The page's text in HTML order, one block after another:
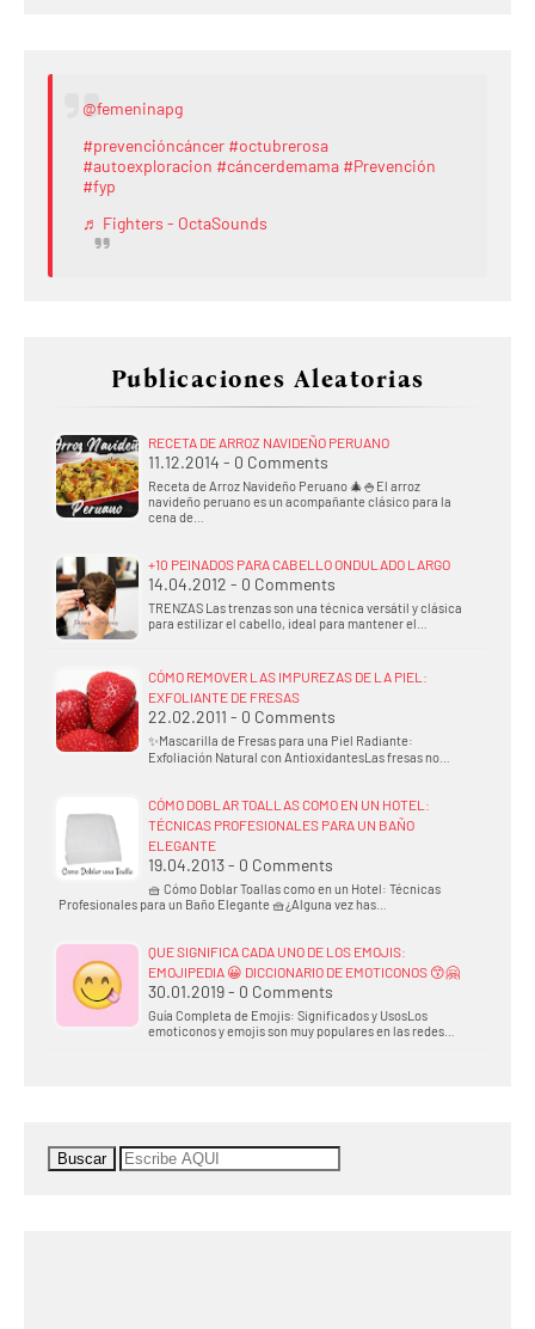
@femeninapg
#prevencióncáncer #octubrerosa
#autoexploracion #cáncerdemama #Prevención
#fyp
♬ Fighters - OctaSounds
Publicaciones Aleatorias
RECETA DE ARROZ NAVIDEÑO PERUANO
11.12.2014 - 0 Comments
Receta de Arroz Navideño Peruano 🎄🍚El arroz
navideño peruano es un acompañante clásico para la
cena de…
+10 PEINADOS PARA CABELLO ONDULADO LARGO
14.04.2012 - 0 Comments
TRENZAS Las trenzas son una técnica versátil y clásica
para estilizar el cabello, ideal para mantener el…
CÓMO REMOVER LAS IMPUREZAS DE LA PIEL:
EXFOLIANTE DE FRESAS
22.02.2011 - 0 Comments
✨Mascarilla de Fresas para una Piel Radiante:
Exfoliación Natural con AntioxidantesLas fresas no…
CÓMO DOBLAR TOALLAS COMO EN UN HOTEL:
TÉCNICAS PROFESIONALES PARA UN BAÑO
ELEGANTE
19.04.2013 - 0 Comments
🧺 Cómo Doblar Toallas como en un Hotel: Técnicas
Profesionales para un Baño Elegante 🧺¿Alguna vez has…
QUE SIGNIFICA CADA UNO DE LOS EMOJIS:
EMOJIPEDIA 😀 DICCIONARIO DE EMOTICONOS 😙🤗
30.01.2019 - 0 Comments
Guía Completa de Emojis: Significados y UsosLos
emoticonos y emojis son muy populares en las redes…